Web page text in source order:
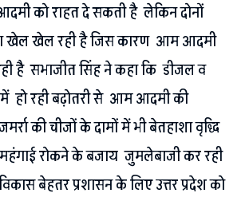
को राहत दे सकती है लेकिन दोनों
खेल खेल रही है जिस कारण आम आदमी
है सभाजीत सिंह ने कहा कि डीजल व
में हो रही बढ़ोतरी से आम आदमी की
की चीजों के दामों में भी बेतहाशा वृद्धि
रोकने के बजाय जुमलेबाजी कर रही
बेहतर प्रशासन के लिए उत्तर प्रदेश को